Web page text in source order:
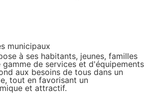
municipaux
à ses habitants, jeunes, familles
gamme de services et d'équipements
aux besoins de tous dans un
tout en favorisant un
et attractif.